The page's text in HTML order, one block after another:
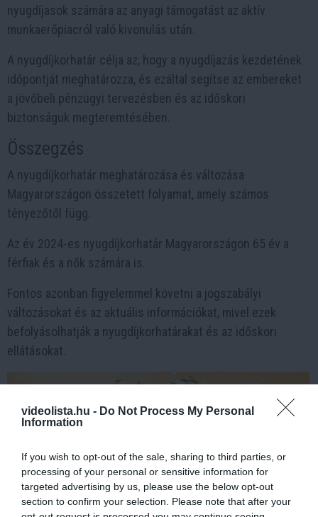
videolista.hu - Do Not Process My Personal
Information
If you wish to opt-out of the sale, sharing to third parties, or
processing of your personal or sensitive information for
targeted advertising by us, please use the below opt-out
section to confirm your selection. Please note that after your
nyugdíjasok számára az anyagi támogatást az aktív
munkaerőpiacról való kivonulás után.
A nyugdíjkorhatár célja az, hogy a nyugdíjazás kezdetének
időpontját meghatározza, és ezáltal segítse az embereket
a jövőbeli pénzügyi tervezésben és az időskori
biztonságuk megteremtésében.
Összegzés
A nyugdíjkorhatár meghatározása és változása
Magyarországon összetett folyamat, amely számos
tényezőtől függ.
Az év 2024-es nyugdíjkorhatár Magyarországon 65 év a
férfiak és a nők számára is.
Fontos azonban figyelemmel követni a jogszabályi
változásokat és az aktuális információkat, mivel ezek
befolyásolhatják a nyugdíjkorhatárakat és az időskori
ellátásokat.